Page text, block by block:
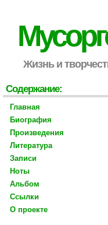
Жизнь и
Содержание:
Главная
Биография
Произведения
Литература
Записи
Ноты
Альбом
Ссылки
О проекте